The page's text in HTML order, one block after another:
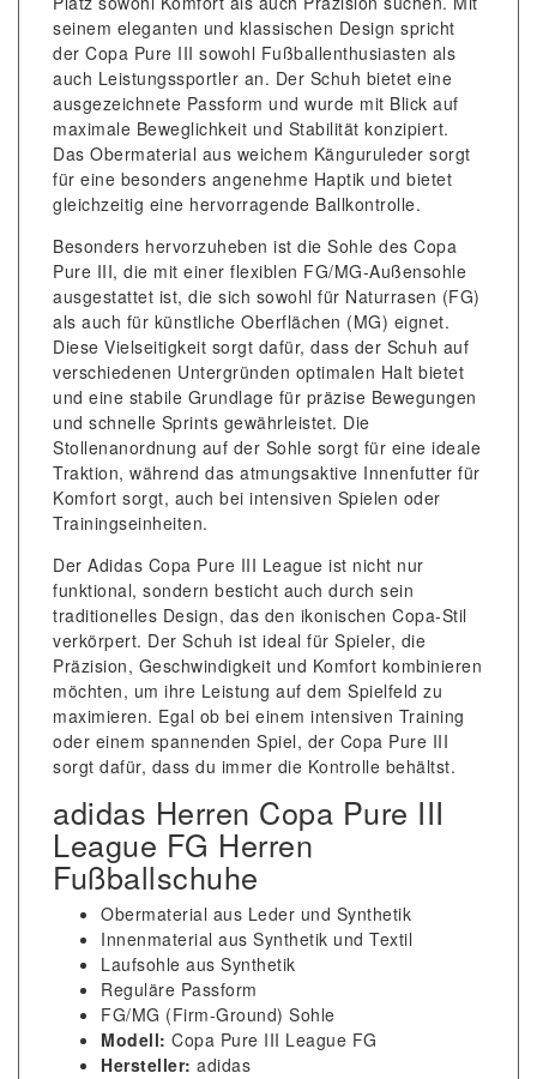
seinem eleganten und klassischen Design spricht
der Copa Pure III sowohl Fußballenthusiasten als
auch Leistungssportler an. Der Schuh bietet eine
ausgezeichnete Passform und wurde mit Blick auf
maximale Beweglichkeit und Stabilität konzipiert.
Das Obermaterial aus weichem Känguruleder sorgt
für eine besonders angenehme Haptik und bietet
gleichzeitig eine hervorragende Ballkontrolle.
Besonders hervorzuheben ist die Sohle des Copa
Pure III, die mit einer flexiblen FG/MG-Außensohle
ausgestattet ist, die sich sowohl für Naturrasen (FG)
als auch für künstliche Oberflächen (MG) eignet.
Diese Vielseitigkeit sorgt dafür, dass der Schuh auf
verschiedenen Untergründen optimalen Halt bietet
und eine stabile Grundlage für präzise Bewegungen
und schnelle Sprints gewährleistet. Die
Stollenanordnung auf der Sohle sorgt für eine ideale
Traktion, während das atmungsaktive Innenfutter für
Komfort sorgt, auch bei intensiven Spielen oder
Trainingseinheiten.
Der Adidas Copa Pure III League ist nicht nur
funktional, sondern besticht auch durch sein
traditionelles Design, das den ikonischen Copa-Stil
verkörpert. Der Schuh ist ideal für Spieler, die
Präzision, Geschwindigkeit und Komfort kombinieren
möchten, um ihre Leistung auf dem Spielfeld zu
maximieren. Egal ob bei einem intensiven Training
oder einem spannenden Spiel, der Copa Pure III
sorgt dafür, dass du immer die Kontrolle behältst.
adidas Herren Copa Pure III
League FG Herren
Fußballschuhe
Obermaterial aus Leder und Synthetik
Innenmaterial aus Synthetik und Textil
Laufsohle aus Synthetik
Reguläre Passform
FG/MG (Firm-Ground) Sohle
Modell: Copa Pure III League FG
Hersteller: adidas